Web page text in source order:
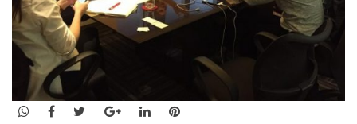
WhatsApp
Facebook
TwitterGoogle+LinkedInPinterest